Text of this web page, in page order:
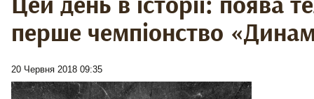
перше чемпіонство
20 Червня 2018 09:35